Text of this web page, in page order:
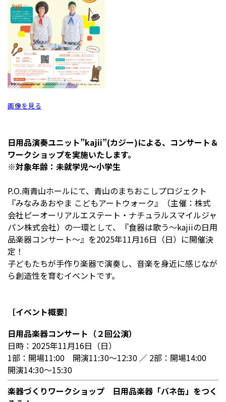
画像を見る
日用品演奏ユニット”kajii”(カジー)による、コンサート＆
ワークショップを実施いたします。
※対象年齢：未就学児～小学生
P.O.南青山ホールにて、青山のまちおこしプロジェクト
『みなみあおやま こどもアートウォーク』（主催：株式
会社ピーオーリアルエステート・ナチュラルスマイルジャ
パン株式会社）の一環として、『食器は歌う～kajiiの日用
品楽器コンサート～』を2025年11月16日（日）に開催決
定！
子どもたちが手作り楽器で演奏し、音楽を身近に感じなが
ら創造性を育むイベントです。
［イベント概要］
日用品楽器コンサート（２回公演）
日時：2025年11月16日（日）
1部：開場11:00 開演11:30～12:30 ／ 2部：開場14:00
開演14:30～15:30
楽器づくりワークショップ 日用品楽器「バネ缶」をつく